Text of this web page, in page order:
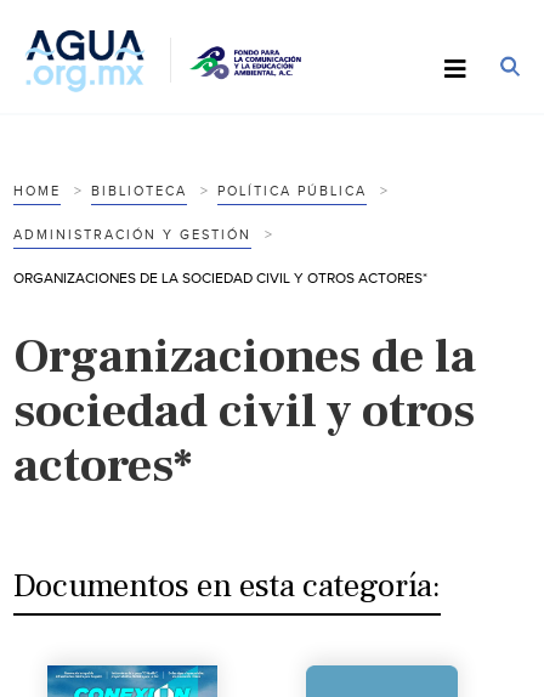
HOME BIBLIOTECA POLÍTICA PÚBLICA
ADMINISTRACIÓN Y GESTIÓN
ORGANIZACIONES DE LA SOCIEDAD CIVIL Y OTROS ACTORES*
Organizaciones de la
sociedad civil y otros
actores*
Documentos en esta categoría: